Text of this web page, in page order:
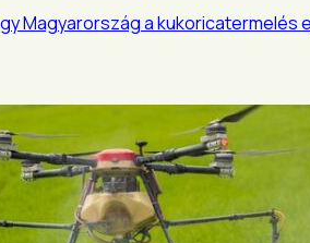
Magyarország a kukoricatermelés